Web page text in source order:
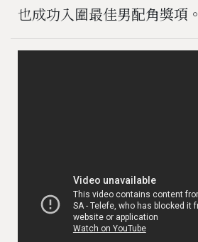
也成功入圍最佳男配角獎項。